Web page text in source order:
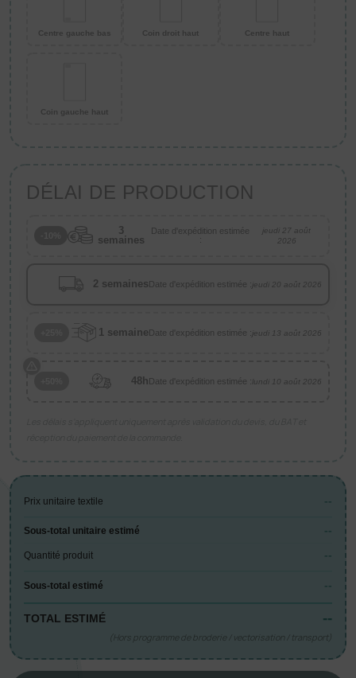
Centre gauche bas Coin droit haut Centre haut
Coin gauche haut
DÉLAI DE PRODUCTION
3
semaines
Date d'expédition estimée
:
jeudi 27 août
2026
2 semainesDate d'expédition estimée :jeudi 20 août 2026
1 semaineDate d'expédition estimée :jeudi 13 août 2026
48hDate d'expédition estimée :lundi 10 août 2026
Prix unitaire textile --
Sous-total unitaire estimé --
Quantité produit --
Sous-total estimé --
TOTAL ESTIMÉ --
(Hors programme de broderie / vectorisation / transport)